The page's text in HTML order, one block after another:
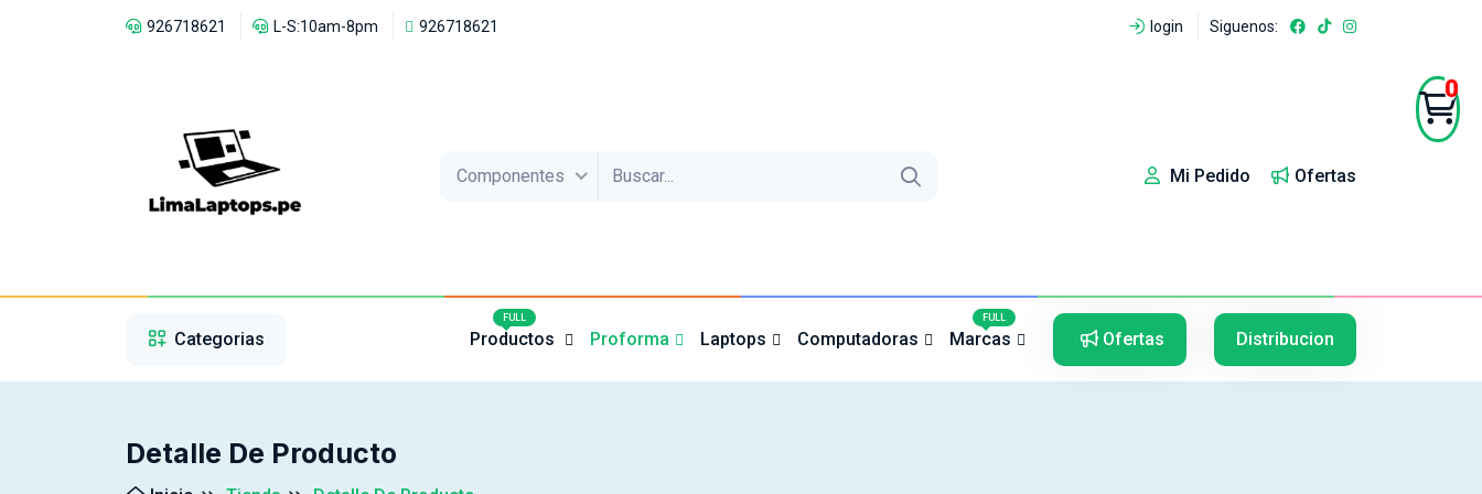
926718621 L-S:10am-8pm 926718621 login Siguenos:
Componentes Mi Pedido Ofertas
0
5
Categorias
Productos
FULL
Proforma Laptops Computadoras Marcas
FULL
Ofertas Distribucion
Detalle De Producto